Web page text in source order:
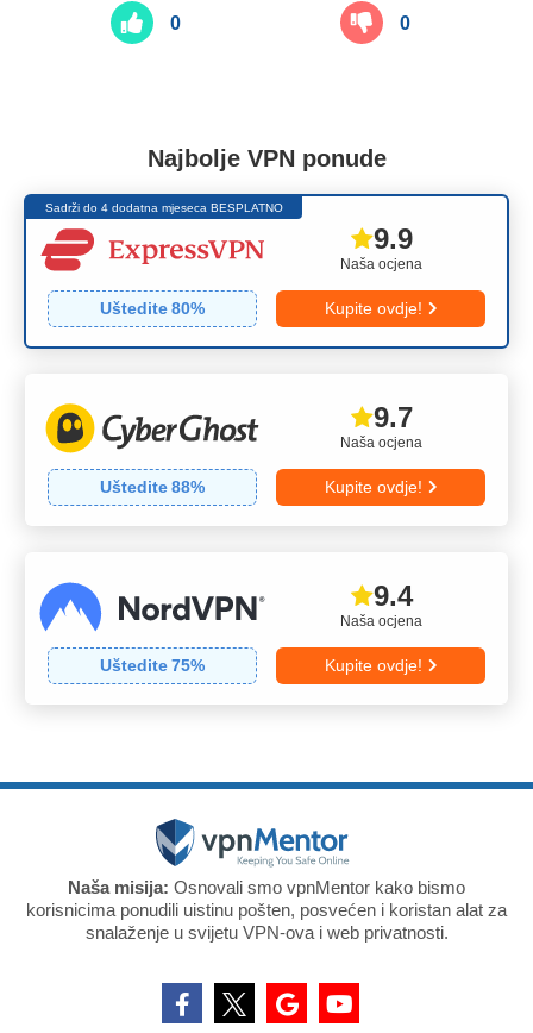
0 0
Najbolje VPN ponude
Sadrži do 4 dodatna mjeseca BESPLATNO
Naša ocjena
9.9
Uštedite80% Kupite ovdje!
Naša ocjena
9.7
Uštedite88% Kupite ovdje!
Naša ocjena
9.4
Uštedite75% Kupite ovdje!
Naša misija: Osnovali smo vpnMentor kako bismo
korisnicima ponudili uistinu pošten, posvećen i koristan alat za
snalaženje u svijetu VPN-ova i web privatnosti.